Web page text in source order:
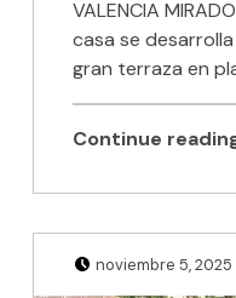
VALENCIA
casa se
gran terraza en
Continue
Posted on:
noviembre 5, 2025